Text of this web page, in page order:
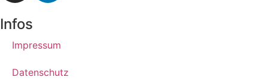
Infos
Impressum
Datenschutz